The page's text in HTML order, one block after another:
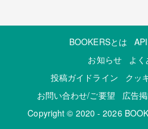
BOOKERSとは
お知らせ
よ
投稿ガイドライン
クッ
お問い合わせ/ご要望
広告
Copyright © 2020 - 2026